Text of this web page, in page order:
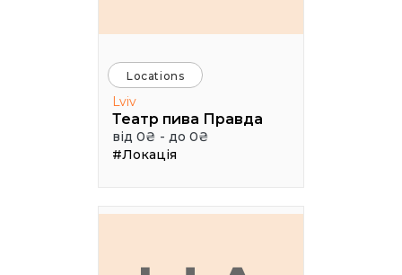
Locations
Lviv
Театр пива Правда
від 0₴ - до 0₴
#Локація